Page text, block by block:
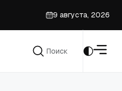
9 августа, 2026
Поиск